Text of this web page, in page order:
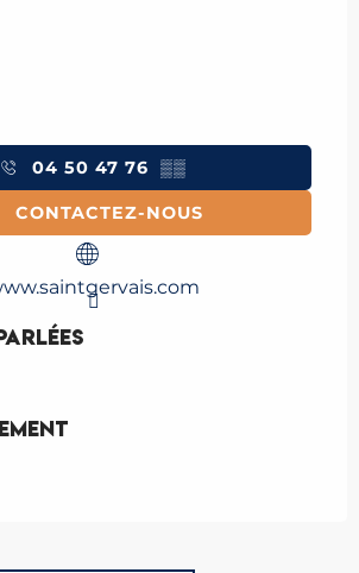
04 50 47 76 ▒▒
CONTACTEZ-NOUS